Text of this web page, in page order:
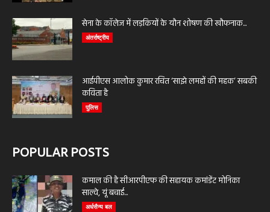
सेना के कॉलेज में लड़कियों के यौन शोषण की खौफनाक...
अंतर्राष्ट्रीय
आईपीएस आलोक कुमार रचित ‘साझे लमहों की महक’ सबकी
कविता है
पुलिस
POPULAR POSTS
कमाल की है सीआरपीएफ की सहायक कमांडेंट मोनिका
साल्वे, यूं बचाई...
अर्धसैन्य बल